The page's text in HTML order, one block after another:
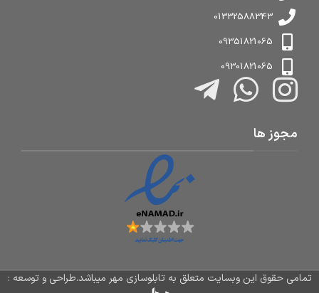
01332588343
09351821065
09301821065
مجوز ها
تمامی حقوق این وبسایت متعلق به تابلوسازی مهر میباشد.طراحی و توسعه :